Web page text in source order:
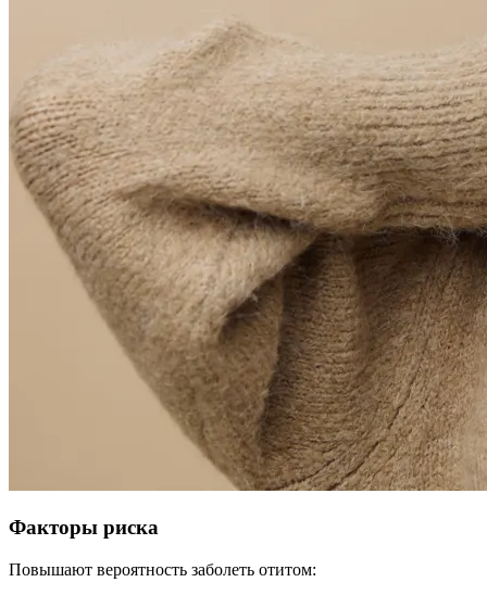
Факторы риска
Повышают вероятность заболеть отитом: